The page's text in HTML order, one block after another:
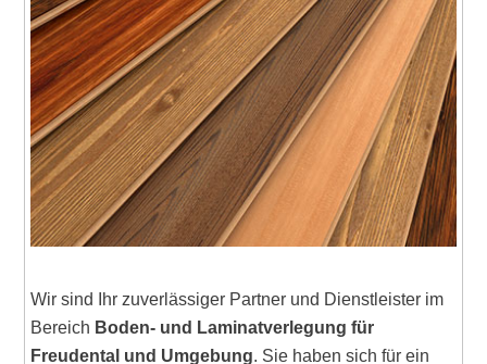
Wir sind Ihr zuverlässiger Partner und Dienstleister im
Bereich Boden- und Laminatverlegung für
Freudental und Umgebung. Sie haben sich für ein